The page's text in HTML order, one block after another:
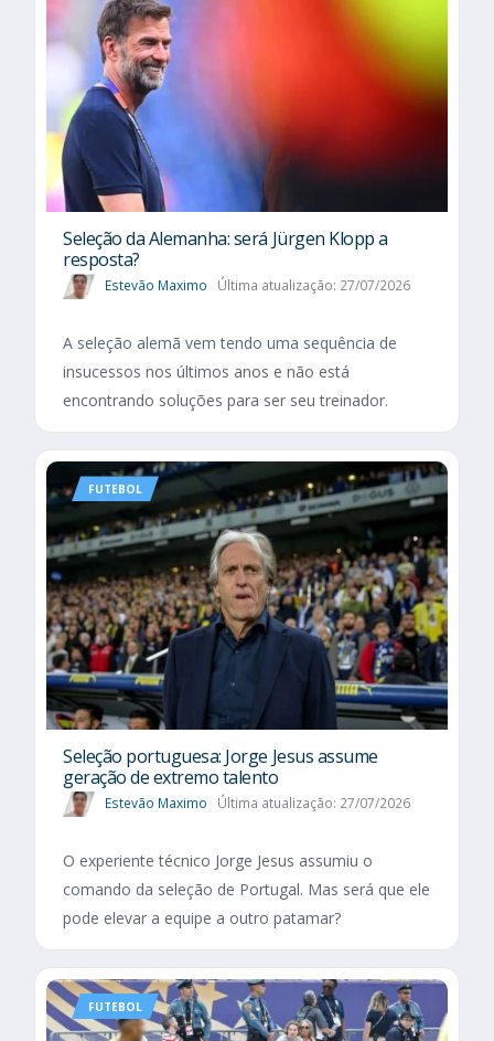
Seleção da Alemanha: será Jürgen Klopp a
resposta?
Estevão Maximo Última atualização: 27/07/2026
A seleção alemã vem tendo uma sequência de
insucessos nos últimos anos e não está
encontrando soluções para ser seu treinador.
FUTEBOL
Seleção portuguesa: Jorge Jesus assume
geração de extremo talento
Estevão Maximo Última atualização: 27/07/2026
O experiente técnico Jorge Jesus assumiu o
comando da seleção de Portugal. Mas será que ele
pode elevar a equipe a outro patamar?
FUTEBOL